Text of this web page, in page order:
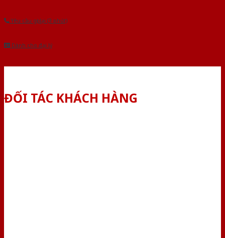
Yêu cầu gọi lại (3 phút)
Dành cho đại lý
ĐỐI TÁC KHÁCH HÀNG